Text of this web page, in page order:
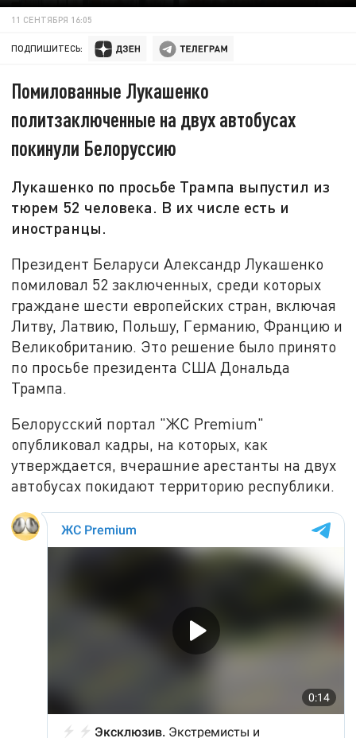
11 СЕНТЯБРЯ 16:05
ПОДПИШИТЕСЬ:
Помилованные Лукашенко
политзаключенные на двух автобусах
покинули Белоруссию
Лукашенко по просьбе Трампа выпустил из
тюрем 52 человека. В их числе есть и
иностранцы.
Президент Беларуси Александр Лукашенко
помиловал 52 заключенных, среди которых
граждане шести европейских стран, включая
Литву, Латвию, Польшу, Германию, Францию и
Великобританию. Это решение было принято
по просьбе президента США Дональда
Трампа.
Белорусский портал "ЖС Premium"
опубликовал кадры, на которых, как
утверждается, вчерашние арестанты на двух
автобусах покидают территорию республики.